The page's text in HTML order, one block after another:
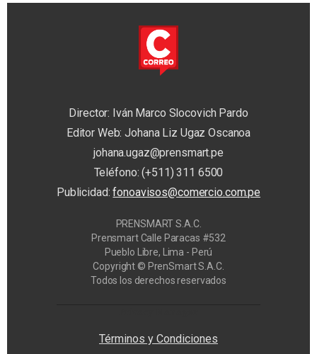
Director: Iván Marco Slocovich Pardo
Editor Web: Johana Liz Ugaz Oscanoa
johana.ugaz@prensmart.pe
Teléfono: (+511) 311 6500
Publicidad:fonoavisos@comercio.com.pe
PRENSMART S.A.C.
Prensmart Calle Paracas #532
Pueblo Libre, Lima - Perú
Copyright © PrenSmart S.A.C.
Todos los derechos reservados
Términos y Condiciones